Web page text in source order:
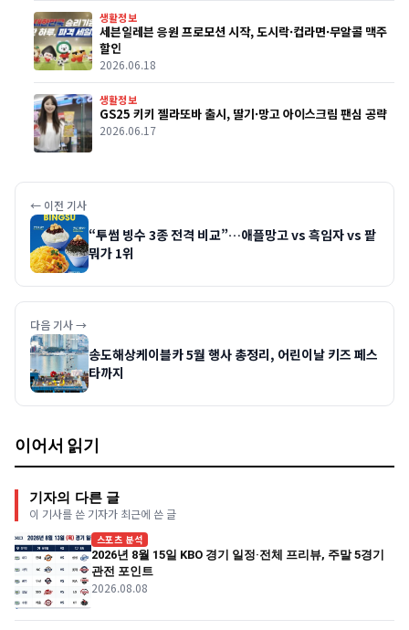
생활정보
세븐일레븐 응원 프로모션 시작, 도시락·컵라면·무알콜 맥주
할인
2026.06.18
생활정보
GS25 키키 젤라또바 출시, 딸기·망고 아이스크림 팬심 공략
2026.06.17
← 이전 기사
“투썸 빙수 3종 전격 비교”…애플망고 vs 흑임자 vs 팥
뭐가 1위
다음 기사 →
송도해상케이블카 5월 행사 총정리, 어린이날 키즈 페스
타까지
이어서 읽기
기자의 다른 글
이 기사를 쓴 기자가 최근에 쓴 글
스포츠 분석
2026년 8월 15일 KBO 경기 일정·전체 프리뷰, 주말 5경기
관전 포인트
2026.08.08